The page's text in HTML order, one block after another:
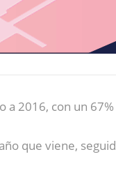
2016, con un
que viene,